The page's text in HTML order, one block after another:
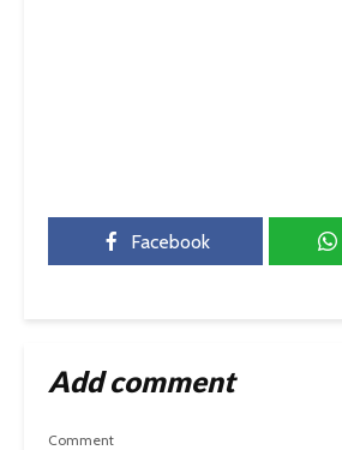
Facebook
Add comment
Comment